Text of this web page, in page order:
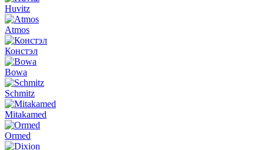
Huvitz
Atmos
Констэл
Bowa
Schmitz
Mitakamed
Ormed